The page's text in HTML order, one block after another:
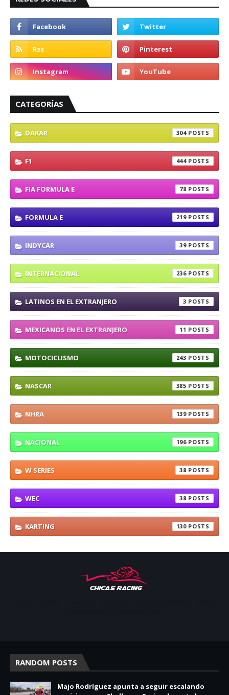
CATEGORÍAS
DAKAR 304
F1 444
FIA FORMULA E 78
FORMULA E 219
INDYCAR 39
INTERNACIONAL 236
LATINOS EN EL EXTRANJERO 3
MEXICANOS EN EL EXTRANJERO 11
MOTOCICLISMO 243
NASCAR 385
NHRA 139
NACIONAL 196
W SERIES 38
WEC 38
KARTING 130
RANDOM POSTS
Majo Rodríguez apunta a seguir escalando